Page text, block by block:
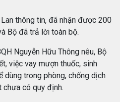
thông tin, đã nhận được 200
Bộ đã trả lời toàn bộ.
Nguyễn Hữu Thông nêu, Bộ
việc vay mượn thuốc, sinh
dùng trong phòng, chống dịch
chưa có quy định.